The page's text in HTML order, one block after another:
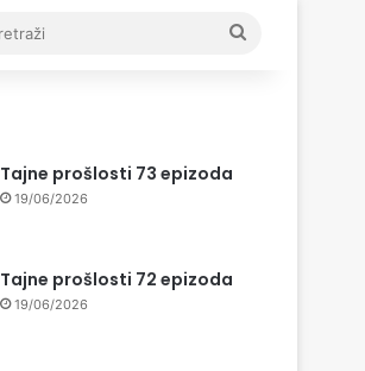
Tajne prošlosti 73 epizoda
19/06/2026
Tajne prošlosti 72 epizoda
19/06/2026